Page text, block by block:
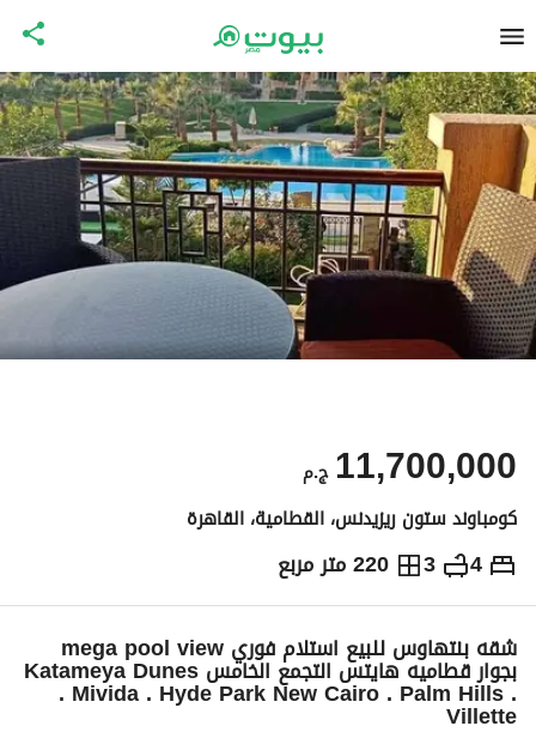
ج.م 11,700,000
كومباوند ستون ريزيدنس، القطامية، القاهرة
4
3 220 متر مربع ج.م11,700,000
التفاصيل الاتجاهات والمؤشرات رهن عقاري
شقه بنتهاوس للبيع استلام فوري mega pool view
بجوار قطاميه هايتس التجمع الخامس Katameya Dunes
. Mivida . Hyde Park New Cairo . Palm Hills .
Villette